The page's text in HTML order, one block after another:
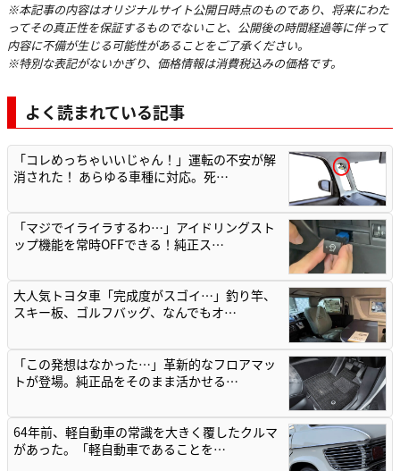
※本記事の内容はオリジナルサイト公開日時点のものであり、将来にわた
ってその真正性を保証するものでないこと、公開後の時間経過等に伴って
内容に不備が生じる可能性があることをご了承ください。
※特別な表記がないかぎり、価格情報は消費税込みの価格です。
よく読まれている記事
「コレめっちゃいいじゃん！」運転の不安が解
消された！ あらゆる車種に対応。死…
「マジでイライラするわ…」アイドリングスト
ップ機能を常時OFFできる！純正ス…
大人気トヨタ車「完成度がスゴイ…」釣り竿、
スキー板、ゴルフバッグ、なんでもオ…
「この発想はなかった…」革新的なフロアマッ
トが登場。純正品をそのまま活かせる…
64年前、軽自動車の常識を大きく覆したクルマ
があった。「軽自動車であることを…